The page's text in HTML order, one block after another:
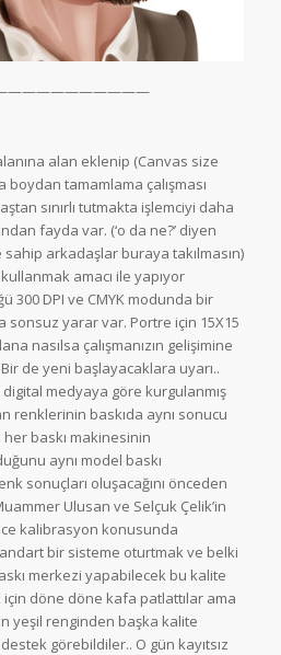
alan eklenip (Canvas size
tamamlama çalışması
sınırlı tutmakta işlemciyi daha
fayda var. (‘o da ne?’ diyen
arkadaşlar buraya takılmasın)
amacı ile yapıyor
300 DPI ve CMYK modunda bir
sonsuz yarar var. Portre için 15X15
nasılsa çalışmanızın gelişimine
de yeni başlayacaklara uyarı..
medyaya göre kurgulanmış
renklerinin baskıda aynı sonucu
baskı makinesinin
aynı model baskı
sonuçları oluşacağını önceden
Ulusan ve Selçuk Çelik’in
kalibrasyon konusunda
bir sisteme oturtmak ve belki
merkezi yapabilecek bu kalite
döne döne kafa patlattılar ama
yeşil renginden başka kalite
görebildiler.. O gün kayıtsız